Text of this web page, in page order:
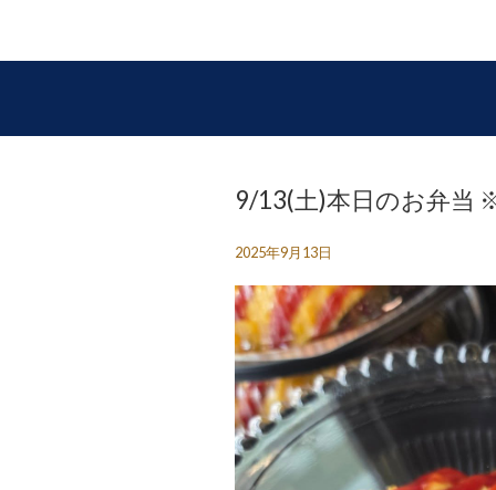
9/13(土)本日のお弁当
2025年9月13日